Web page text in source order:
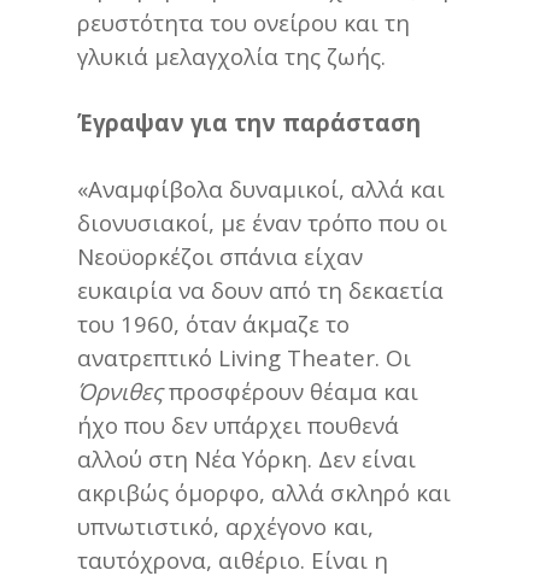
ρευστότητα του ονείρου και τη
γλυκιά μελαγχολία της ζωής.
Έγραψαν για την παράσταση
«Aναμφίβολα δυναμικοί, αλλά και
διονυσιακοί, με έναν τρόπο που οι
Νεοϋορκέζοι σπάνια είχαν
ευκαιρία να δουν από τη δεκαετία
του 1960, όταν άκμαζε το
ανατρεπτικό Living Theater. Οι
Όρνιθεςπροσφέρουν θέαμα και
ήχο που δεν υπάρχει πουθενά
αλλού στη Νέα Υόρκη. Δεν είναι
ακριβώς όμορφο, αλλά σκληρό και
υπνωτιστικό, αρχέγονο και,
ταυτόχρονα, αιθέριο. Είναι η